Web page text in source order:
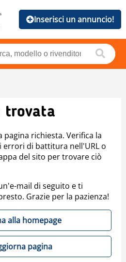
Inserisci un annuncio!
trovata
richiesta. Verifica la
errori di battitura nell'URL o
del sito per trovare ciò
mail di seguito e ti
Grazie per la pazienza!
alla homepage
pagina